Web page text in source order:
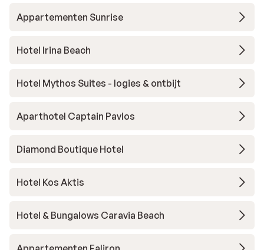
Appartementen Sunrise
Hotel Irina Beach
Hotel Mythos Suites - logies & ontbijt
Aparthotel Captain Pavlos
Diamond Boutique Hotel
Hotel Kos Aktis
Hotel & Bungalows Caravia Beach